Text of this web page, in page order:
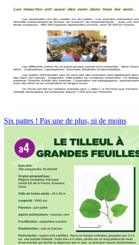
Six pattes ! Pas une de plus, ni de moins